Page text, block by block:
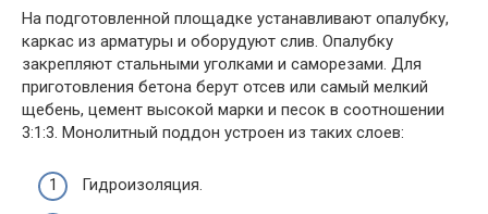
На подготовленной площадке устанавливают опалубку,
каркас из арматуры и оборудуют слив. Опалубку
закрепляют стальными уголками и саморезами. Для
приготовления бетона берут отсев или самый мелкий
щебень, цемент высокой марки и песок в соотношении
3:1:3. Монолитный поддон устроен из таких слоев:
Гидроизоляция.